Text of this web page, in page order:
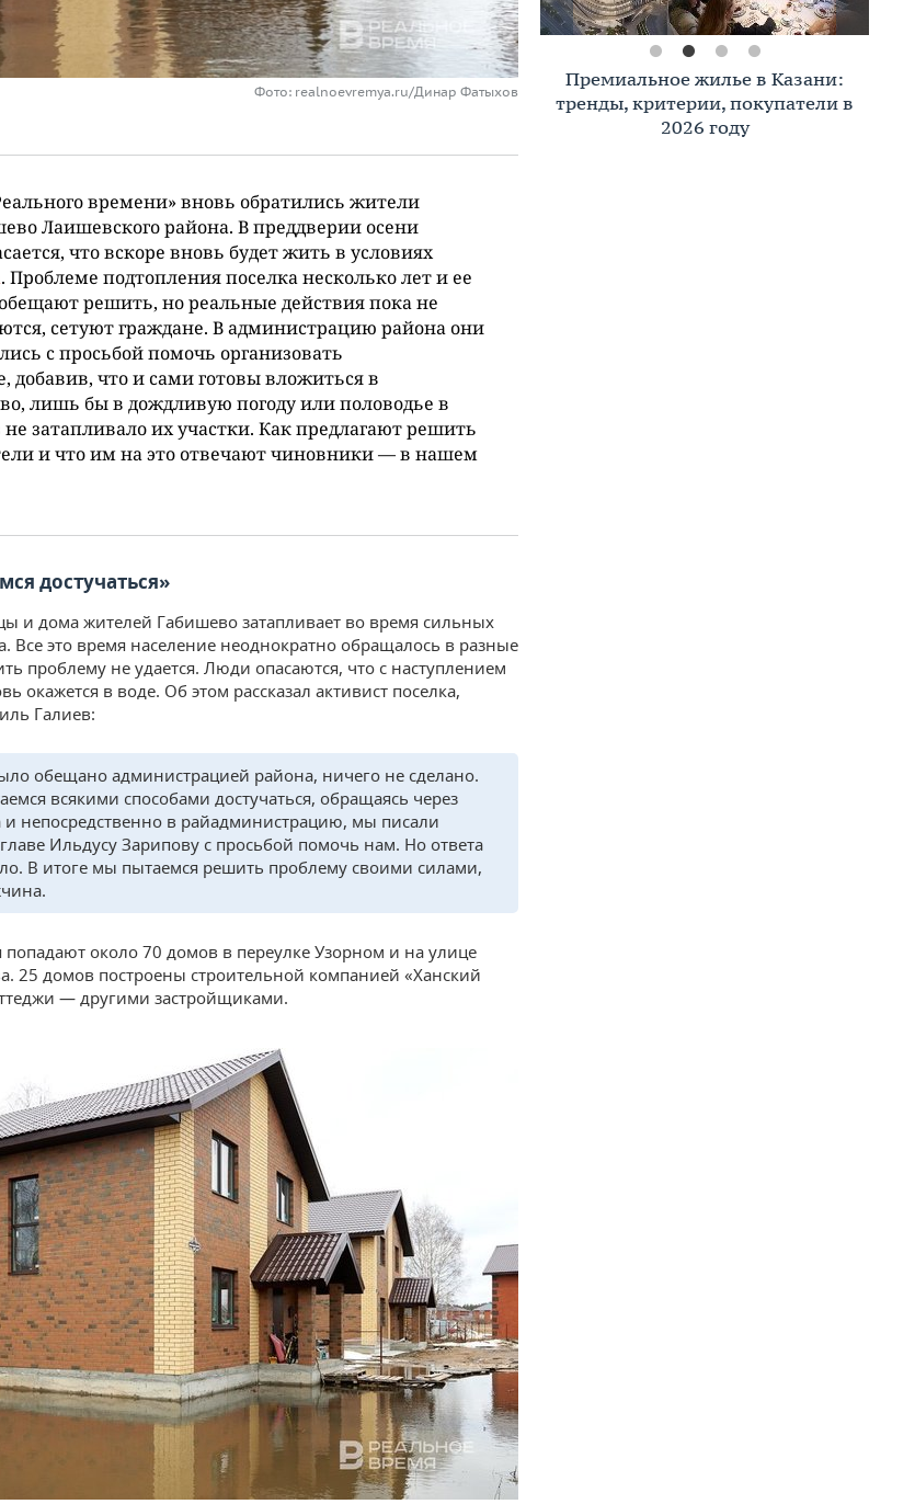
Фото: realnoevremya.ru/Динар Фатыхов
времени» вновь обратились жители
Лаишевского района. В преддверии осени
что вскоре вновь будет жить в условиях
. Проблеме подтопления поселка несколько лет и ее
решить, но реальные действия пока не
сетуют граждане. В администрацию района они
с просьбой помочь организовать
добавив, что и сами готовы вложиться в
лишь бы в дождливую погоду или половодье в
не затапливало их участки. Как предлагают решить
и что им на это отвечают чиновники — в нашем
достучаться»
и дома жителей Габишево затапливает во время сильных
Все это время население неоднократно обращалось в разные
проблему не удается. Люди опасаются, что с наступлением
окажется в воде. Об этом рассказал активист поселка,
Галиев:
обещано администрацией района, ничего не сделано.
всякими способами достучаться, обращаясь через
непосредственно в райадминистрацию, мы писали
Ильдусу Зарипову с просьбой помочь нам. Но ответа
В итоге мы пытаемся решить проблему своими силами,
попадают около 70 домов в переулке Узорном и на улице
25 домов построены строительной компанией «Ханский
— другими застройщиками.
Премиальное жилье в Казани:
тренды, критерии, покупатели в
2026 году